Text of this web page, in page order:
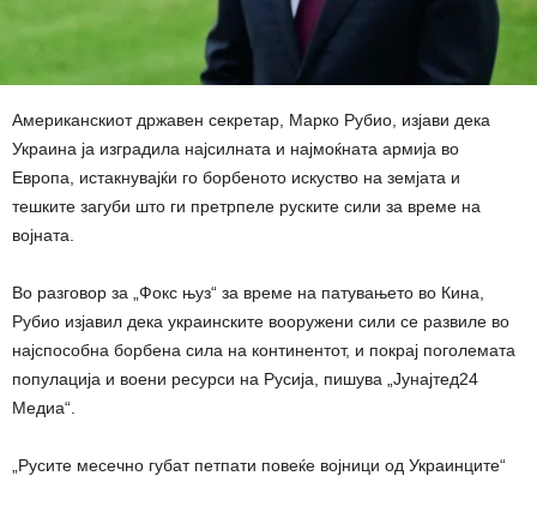
Американскиот државен секретар, Марко Рубио, изјави дека
Украина ја изградила најсилната и најмоќната армија во
Европа, истакнувајќи го борбеното искуство на земјата и
тешките загуби што ги претрпеле руските сили за време на
војната.
Во разговор за „Фокс њуз“ за време на патувањето во Кина,
Рубио изјавил дека украинските вооружени сили се развиле во
најспособна борбена сила на континентот, и покрај поголемата
популација и воени ресурси на Русија, пишува „Јунајтед24
Медиа“.
„Русите месечно губат петпати повеќе војници од Украинците“